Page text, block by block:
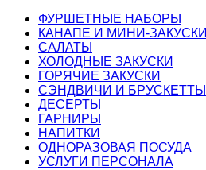
ФУРШЕТНЫЕ НАБОРЫ
КАНАПЕ И МИНИ-ЗАКУСКИ
САЛАТЫ
ХОЛОДНЫЕ ЗАКУСКИ
ГОРЯЧИЕ ЗАКУСКИ
СЭНДВИЧИ И БРУСКЕТТЫ
ДЕСЕРТЫ
ГАРНИРЫ
НАПИТКИ
ОДНОРАЗОВАЯ ПОСУДА
УСЛУГИ ПЕРСОНАЛА